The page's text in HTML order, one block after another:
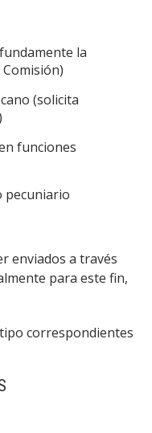
Egresadas/os
la
(solicita
funciones
pecuniario
enviados a través
para este fin,
correspondientes